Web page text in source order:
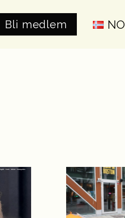
Bli medlem NO